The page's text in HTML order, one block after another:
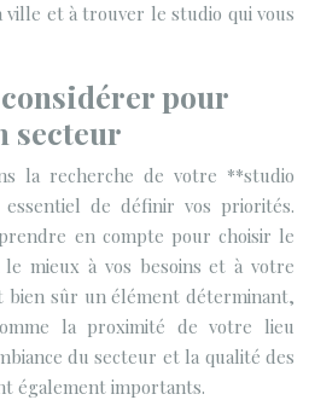
ville et à trouver le studio qui vous
pour
secteur
la recherche de votre **studio
de définir vos priorités.
en compte pour choisir le
mieux à vos besoins et à votre
bien sûr un élément déterminant,
la proximité de votre lieu
du secteur et la qualité des
également importants.